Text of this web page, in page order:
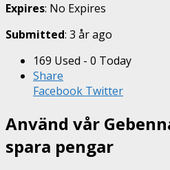
Expires: No Expires
Submitted: 3 år ago
169 Used - 0 Today
Share
Facebook Twitter
Använd vår
spara pengar